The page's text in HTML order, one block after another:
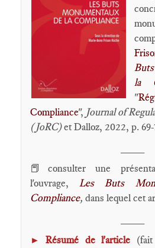
la
"
Compliance", Journal of
(JoRC)et Dalloz, 2022, p. 69-
📕consulter une
l'ouvrage,Les Buts
Compliance, dans lequel cet
►Résumé de l'article